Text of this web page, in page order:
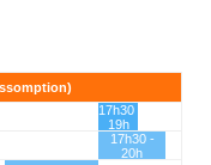
17h30 -
19h
17h30 -
20h